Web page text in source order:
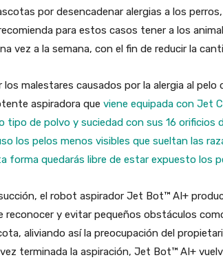
por desencadenar alergias a los
para estos casos tener a los
vez a la semana, con el fin de reducir la
los malestares causados por la alergia al
aspiradora que viene equipada con Jet
tipo de polvo y suciedad con sus 16 orificios
los pelos menos visibles que sueltan las
forma quedarás libre de estar expuesto los
el robot aspirador Jet Bot™ AI+
reconocer y evitar pequeños obstáculos
aliviando así la preocupación del
terminada la aspiración, Jet Bot™ AI+